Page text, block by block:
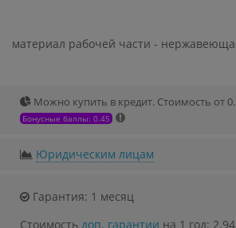
материал рабочей части -
Можно купить в кредит. Стоимость от
Бонусные баллы: 0.45
Юридическим лицам
Гарантия: 1 месяц
Стоимость доп. гарантии на 1 год: